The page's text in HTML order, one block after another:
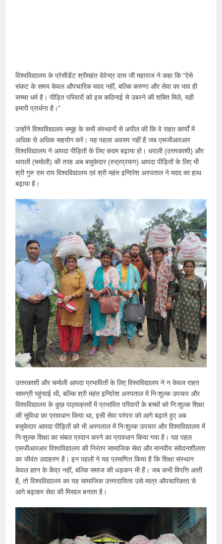
विश्वविद्यालय के प्रेसीडेंट श्रीमहंत देवेन्द्र दास जी महाराज ने कहा कि “ऐसे
संकट के समय केवल औपचारिक मदद नहीं, बल्कि करुणा और सेवा का भाव ही
सच्चा धर्म है। पीड़ित परिवारों को इस कठिनाई से उबरने की शक्ति मिले, यही
हमारी प्रार्थना है।”
उन्होंने विश्वविद्यालय समूह के सभी संस्थानों से अपील की कि वे राहत कार्यों में
अधिक से अधिक सहयोग करें। यह पहला अवसर नहीं है जब एसजीआरआर
विश्वविद्यालय ने आपदा पीड़ितों के लिए कदम बढ़ाया हो। धराली (उत्तरकाशी) और
थराली (चमोली) की तरह अब बसुकेदार (रुद्रप्रयाग) आपदा पीड़ितों के लिए भी
श्री गुरु राम राय विश्वविद्यालय एवं श्री महंत इन्दिरेश अस्पताल ने मदद का हाथ
बढ़ाया है।
उत्तरकाशी और चमोली आपदा प्रभावितों के लिए विश्वविद्यालय ने न केवल राहत
सामग्री पहुंचाई थी, बल्कि श्री महंत इन्दिरेश अस्पताल में निःशुल्क उपचार और
विश्वविद्यालय के कुछ पाठ्यक्रमों में प्रभावित परिवारों के बच्चों को निःशुल्क शिक्षा
की सुविधा का प्रावधान किया था, इसी सेवा परंपरा को आगे बढ़ाते हुए अब
बसुकेदार आपदा पीड़ितों को भी अस्पताल में निःशुल्क उपचार और विश्वविद्यालय में
निःशुल्क शिक्षा का संबल प्रदान करने का प्रावधान किया गया है। यह पहल
एसजीआरआर विश्वविद्यालय की निरंतर सामाजिक सेवा और मानवीय संवेदनशीलता
का जीवंत उदाहरण है। इन पहलों ने यह प्रमाणित किया है कि शिक्षा संस्थान
केवल ज्ञान के केंद्र नहीं, बल्कि समाज की धड़कन भी हैं। जब कभी विपत्ति आती
है, तो विश्वविद्यालय का यह सामाजिक उत्तरदायित्व उसे मात्र औपचारिकता से
आगे बढ़ाकर सेवा की मिसाल बनाता है।